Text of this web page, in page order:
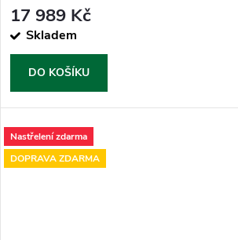
17 989 Kč
Skladem
DO KOŠÍKU
Nastřelení zdarma
DOPRAVA ZDARMA